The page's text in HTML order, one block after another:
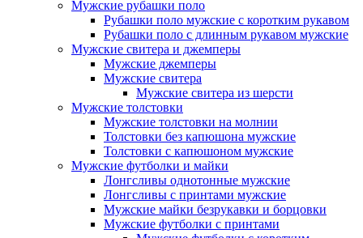
Мужские рубашки поло
Рубашки поло мужские с коротким рукавом
Рубашки поло с длинным рукавом мужские
Мужские свитера и джемперы
Мужские джемперы
Мужские свитера
Мужские свитера из шерсти
Мужские толстовки
Мужские толстовки на молнии
Толстовки без капюшона мужские
Толстовки с капюшоном мужские
Мужские футболки и майки
Лонгсливы однотонные мужские
Лонгсливы с принтами мужские
Мужские майки безрукавки и борцовки
Мужские футболки с принтами